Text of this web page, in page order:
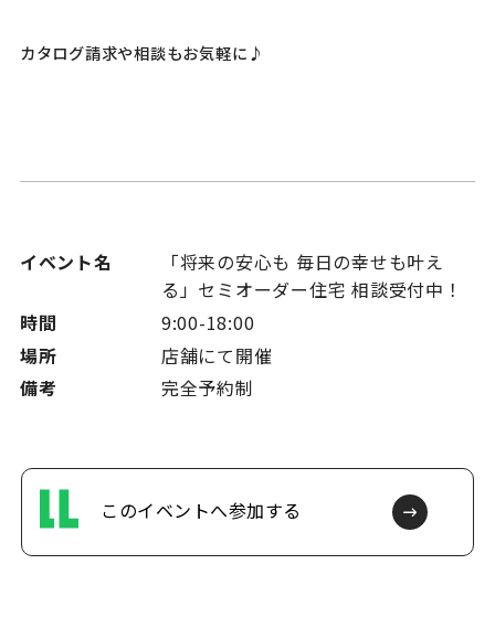
カタログ請求や相談もお気軽に♪
イベント名
「将来の安心も 毎日の幸せも叶え
る」セミオーダー住宅 相談受付中！
時間
9:00-18:00
場所
店舗にて開催
備考
完全予約制
このイベントへ参加する